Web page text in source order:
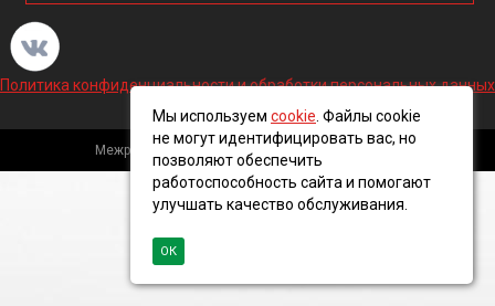
Политика конфиденциальности и обработки персональных данных
Межрегиональная кабельная компания, 2016 ©
Мы используем cookie . Файлы cookie
не могут идентифицировать вас, но
позволяют обеспечить
работоспособность сайта и помогают
улучшать качество обслуживания.
ОК